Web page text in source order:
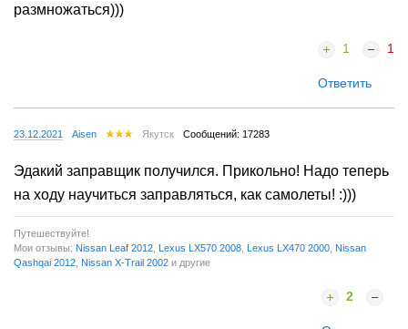
размножаться)))
1 1
Ответить
23.12.2021 Aisen Якутск Сообщений: 17283
Эдакий заправщик получился. Прикольно! Надо теперь
на ходу научиться заправляться, как самолеты! :)))
Путешествуйте!
Мои отзывы: Nissan Leaf 2012 Lexus LX570 2008 Lexus LX470 2000 Nissan
Qashqai 2012 Nissan X-Trail 2002 и другие
2